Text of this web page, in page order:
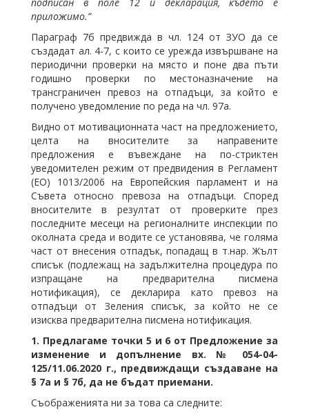
приложимо.”
Параграф 7б предвижда в чл. 124 от ЗУО да се
създадат ал. 4-7, с които се урежда извършване на
периодични проверки на място и поне два пъти
годишно проверки по местоназначение на
трансграничен превоз на отпадъци, за който е
получено уведомление по реда на чл. 97а.
Видно от мотивационната част на предложението,
целта на вносителите за направените
предложения е въвеждане на по-стриктен
уведомителен режим от предвидения в Регламент
(ЕО) 1013/2006 на Европейския парламент и на
Съвета относно превоза на отпадъци. Според
вносителите в резултат от проверките през
последните месеци на регионалните инспекции по
околната среда и водите се установява, че голяма
част от внесения отпадък, попадащ в т.нар. Жълт
списък (подлежащ на задължителна процедура по
изпращане на предварителна писмена
нотификация), се декларира като превоз на
отпадъци от Зеления списък, за който не се
изисква предварителна писмена нотификация.
1. Предлагаме точки 5 и 6 от Предложение за
изменение и допълнение вх. № 054-04-
125/11.06.2020 г., предвиждащи създаване на
§ 7а и § 7б, да не бъдат приемани.
Съображенията ни за това са следните: